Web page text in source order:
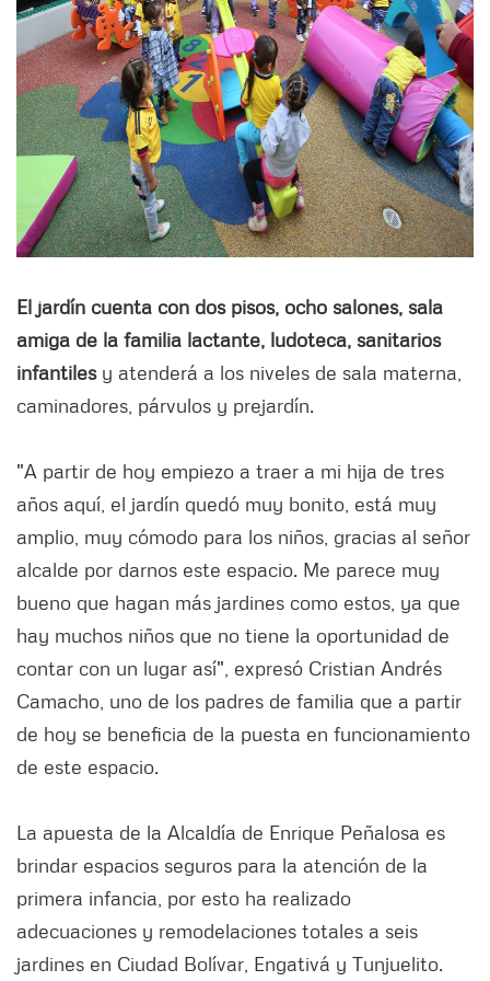
El jardín cuenta con dos pisos, ocho salones, sala
amiga de la familia lactante, ludoteca, sanitarios
infantilesy atenderá a los niveles de sala materna,
caminadores, párvulos y prejardín.
"A partir de hoy empiezo a traer a mi hija de tres
años aquí, el jardín quedó muy bonito, está muy
amplio, muy cómodo para los niños, gracias al señor
alcalde por darnos este espacio. Me parece muy
bueno que hagan más jardines como estos, ya que
hay muchos niños que no tiene la oportunidad de
contar con un lugar así", expresó Cristian Andrés
Camacho, uno de los padres de familia que a partir
de hoy se beneficia de la puesta en funcionamiento
de este espacio.
La apuesta de la Alcaldía de Enrique Peñalosa es
brindar espacios seguros para la atención de la
primera infancia, por esto ha realizado
adecuaciones y remodelaciones totales a seis
jardines en Ciudad Bolívar, Engativá y Tunjuelito.